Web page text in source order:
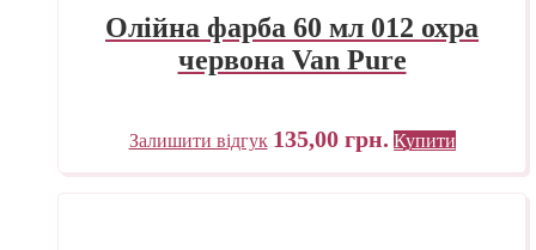
Олійна фарба 60 мл 012 охра
червона Van Pure
Залишити відгук 135,00 грн. Купити